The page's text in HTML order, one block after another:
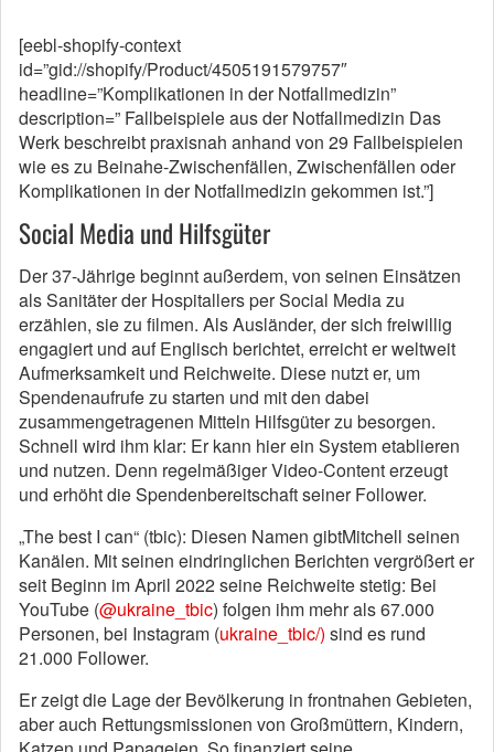
[eebl-shopify-context
id=”gid://shopify/Product/4505191579757″
headline=”Komplikationen in der Notfallmedizin”
description=” Fallbeispiele aus der Notfallmedizin Das
Werk beschreibt praxisnah anhand von 29 Fallbeispielen
wie es zu Beinahe-Zwischenfällen, Zwischenfällen oder
Komplikationen in der Notfallmedizin gekommen ist.”]
Social Media und Hilfsgüter
Der 37-Jährige beginnt außerdem, von seinen Einsätzen
als Sanitäter der Hospitallers per Social Media zu
erzählen, sie zu filmen. Als Ausländer, der sich freiwillig
engagiert und auf Englisch berichtet, erreicht er weltweit
Aufmerksamkeit und Reichweite. Diese nutzt er, um
Spendenaufrufe zu starten und mit den dabei
zusammengetragenen Mitteln Hilfsgüter zu besorgen.
Schnell wird ihm klar: Er kann hier ein System etablieren
und nutzen. Denn regelmäßiger Video-Content erzeugt
und erhöht die Spendenbereitschaft seiner Follower.
„The best I can“ (tbic): Diesen Namen gibtMitchell seinen
Kanälen. Mit seinen eindringlichen Berichten vergrößert er
seit Beginn im April 2022 seine Reichweite stetig: Bei
YouTube (@ukraine_tbic) folgen ihm mehr als 67.000
Personen, bei Instagram (ukraine_tbic/) sind es rund
21.000 Follower.
Er zeigt die Lage der Bevölkerung in frontnahen Gebieten,
aber auch Rettungsmissionen von Großmüttern, Kindern,